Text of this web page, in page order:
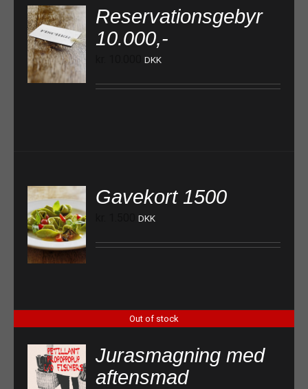
Reservationsgebyr
10.000,-
DKK
Gavekort 1500
DKK
Out of stock
Jurasmagning med
aftensmad